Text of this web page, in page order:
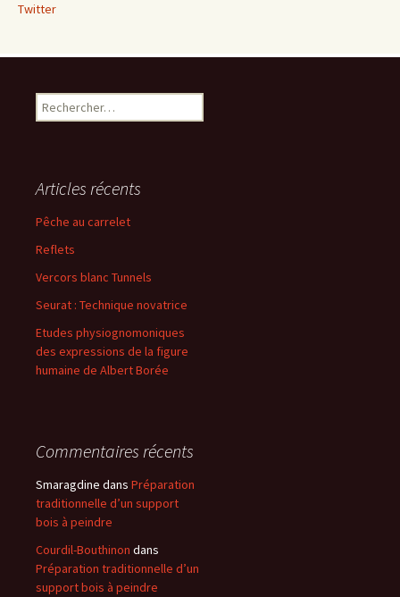
Twitter
Rechercher :
Articles récents
Pêche au carrelet
Reflets
Vercors blanc Tunnels
Seurat : Technique novatrice
Etudes physiognomoniques
des expressions de la figure
humaine de Albert Borée
Commentaires récents
Smaragdine dans Préparation
traditionnelle d’un support
bois à peindre
Courdil-Bouthinon dans
Préparation traditionnelle d’un
support bois à peindre